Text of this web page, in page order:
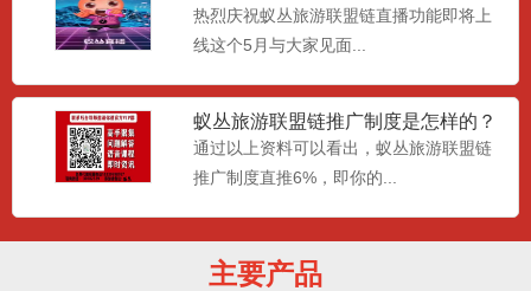
线
热烈庆祝蚁丛旅游联盟链直播功能即将上
线这个5月与大家见面...
蚁丛旅游联盟链推广制度是怎样的？​
蚁丛旅游联盟链推广奖励说
通过以上资料可以看出，蚁丛旅游联盟链
推广制度直推6%，即你的...
主要产品
卓下载地址
最新蚁丛旅游旅游联盟链下载地址：,蚁丛
旅游APP蚁丛直播蚁丛...
蚁丛旅游是什么？蚁丛旅游介绍、玩
法、奖励制度！！！
蚁丛旅游与其他行业的差异化，现在也有
很多落地应用，但更多都是...